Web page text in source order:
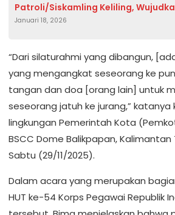
Patroli/Siskamling Keliling,
Malam Libur Aman dan Kondusif.
Januari 18, 2026
“Dari silaturahmi yang dibangun,
yang mengangkat seseorang ke
tangan dan doa [orang lain] untuk
seseorang jatuh ke jurang,” katanya
lingkungan Pemerintah Kota
BSCC Dome Balikpapan,
Sabtu (29/11/2025).
Dalam acara yang merupakan
HUT ke-54 Korps Pegawai Republik